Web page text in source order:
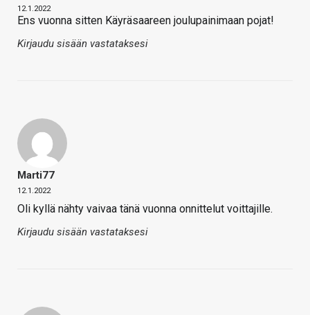
12.1.2022
Ens vuonna sitten Käyräsaareen joulupainimaan pojat!
Kirjaudu sisään vastataksesi
Marti77
12.1.2022
Oli kyllä nähty vaivaa tänä vuonna onnittelut voittajille.
Kirjaudu sisään vastataksesi